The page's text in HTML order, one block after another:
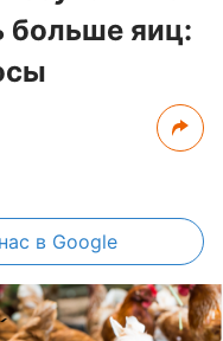
больше яиц:
в Google